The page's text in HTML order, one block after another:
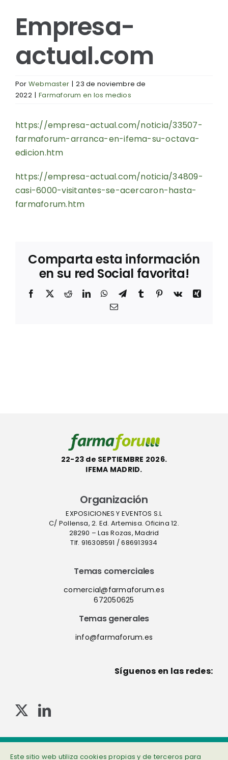
Empresa-
actual.com
Por Webmaster | 23 de noviembre de
2022 | Farmaforum en los medios
https://empresa-actual.com/noticia/33507-
farmaforum-arranca-en-ifema-su-octava-
edicion.htm
https://empresa-actual.com/noticia/34809-
casi-6000-visitantes-se-acercaron-hasta-
farmaforum.htm
Comparta esta información
en su red Social favorita!
Facebook
X RedditLinkedInWhatsApp
TelegramTumblr Pinterest
Vk
Xing
Correo
22-23 de SEPTIEMBRE 2026.
IFEMA MADRID.
Organización
EXPOSICIONES Y EVENTOS S.L
C/ Pollensa, 2. Ed. Artemisa. Oficina 12.
28290 – Las Rozas, Madrid
Tlf. 916308591 / 686913934
Temas comerciales
comercial@farmaforum.es
672050625
Temas generales
info@farmaforum.es
Síguenos en las redes:
Este sitio web utiliza cookies propias y de terceros para
© Copyright 2013-2023 . Todos los derechos reservados
Política de privacidad|Cookies|Aviso legal| Información adicional